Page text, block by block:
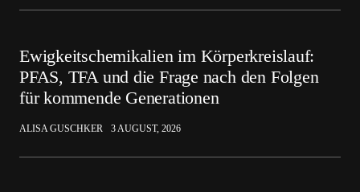
Ewigkeitschemikalien im Körperkreislauf:
PFAS, TFA und die Frage nach den Folgen
für kommende Generationen
ALISA GUSCHKER 3 AUGUST, 2026